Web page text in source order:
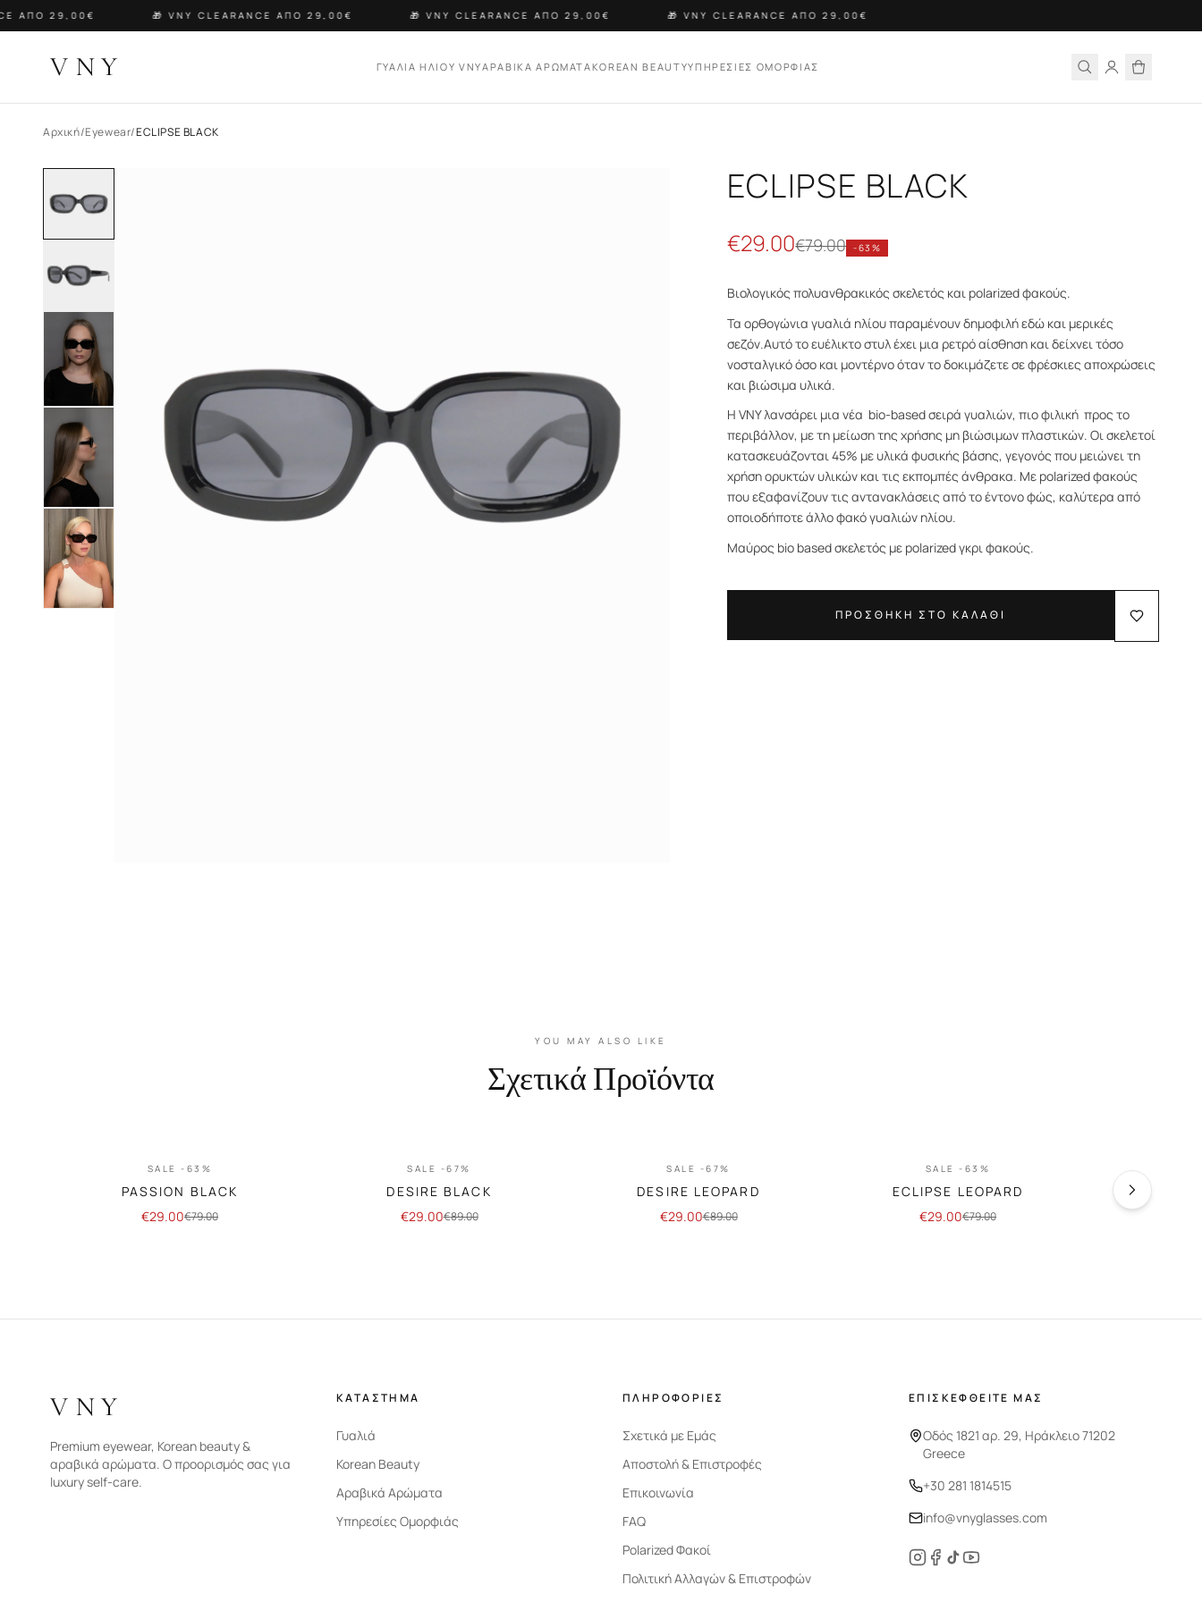
ΑΠΟ 29,00€ 🎁 VNY CLEARANCE ΑΠΟ 29,00€ 🎁 VNY CLEARANCE ΑΠΟ 29,00€ 🎁 VNY CLEARANCE ΑΠΟ 29,00€
VNY ΓΥΑΛΙΑ ΗΛΙΟΥ VNYΑΡΑΒΙΚΑ ΑΡΩΜΑΤΑKOREAN BEAUTYΥΠΗΡΕΣΙΕΣ ΟΜΟΡΦΙΑΣ
Αρχική/Eyewear/ECLIPSE BLACK
ECLIPSE BLACK
€29.00€79.00 -63 %
Βιολογικός πολυανθρακικός σκελετός και polarized φακούς.
Τα ορθογώνια γυαλιά ηλίου παραμένουν δημοφιλή εδώ και μερικές
σεζόν.Αυτό το ευέλικτο στυλ έχει μια ρετρό αίσθηση και δείχνει τόσο
νοσταλγικό όσο και μοντέρνο όταν το δοκιμάζετε σε φρέσκιες αποχρώσεις
και βιώσιμα υλικά.
Η VNY λανσάρει μια νέα bio-based σειρά γυαλιών, πιο φιλική προς το
περιβάλλον, με τη μείωση της χρήσης μη βιώσιμων πλαστικών. Οι σκελετοί
κατασκευάζονται 45% με υλικά φυσικής βάσης, γεγονός που μειώνει τη
χρήση ορυκτών υλικών και τις εκπομπές άνθρακα. Mε polarized φακούς
που εξαφανίζουν τις αντανακλάσεις από το έντονο φώς, καλύτερα από
οποιοδήποτε άλλο φακό γυαλιών ηλίου.
Μαύρος bio based σκελετός με polarized γκρι φακούς.
ΠΡΟΣΘΗΚΗ ΣΤΟ ΚΑΛΑΘΙ
YOU MAY ALSO LIKE
Σχετικά Προϊόντα
SALE -63%
PASSION BLACK
€29.00€79.00
SALE -67%
DESIRE BLACK
€29.00€89.00
SALE -67%
DESIRE LEOPARD
€29.00€89.00
SALE -63%
ECLIPSE LEOPARD
€29.00€79.00
VNY
Premium eyewear, Korean beauty &
αραβικά αρώματα. Ο προορισμός σας για
luxury self-care.
ΚΑΤΑΣΤΗΜΑ
Γυαλιά
Korean Beauty
Αραβικά Αρώματα
Υπηρεσίες Ομορφιάς
ΠΛΗΡΟΦΟΡΙΕΣ
Σχετικά με Εμάς
Αποστολή & Επιστροφές
Επικοινωνία
FAQ
Polarized Φακοί
Πολιτική Αλλαγών & Επιστροφών
ΕΠΙΣΚΕΦΘΕΙΤΕ ΜΑΣ
Οδός 1821 αρ. 29, Ηράκλειο 71202
Greece
+30 281 1814515
info@vnyglasses.com